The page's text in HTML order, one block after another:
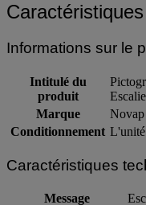
Caractéristiques
Informations sur le
Intitulé du
produit
Marque
Novap
Conditionnement L'unité
Caractéristiques
Message